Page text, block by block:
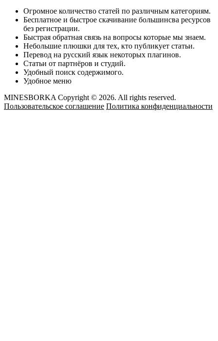
Огромное количество статей по различным категориям.
Бесплатное и быстрое скачивание большинсва ресурсов
без регистрации.
Быстрая обратная связь на вопросы которые мы знаем.
Небольшие плюшки для тех, кто публикует статьи.
Перевод на русский язык некоторых плагинов.
Статьи от партнёров и студий.
Удобный поиск содержимого.
Удобное меню
MINESBORKA Copyright © 2026. All rights reserved.
Пользовательское соглашение Политика конфиденциальности